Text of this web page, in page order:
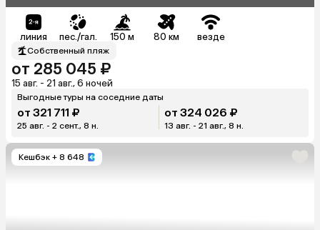
линия пес./гал. 150 м 80 км везде
Собственный пляж
от 285 045 ₽
15 авг. - 21 авг., 6 ночей
Выгодные туры на соседние даты
от 321 711 ₽
25 авг. - 2 сент., 8 н.
от 324 026 ₽
13 авг. - 21 авг., 8 н.
Кешбэк + 8 648